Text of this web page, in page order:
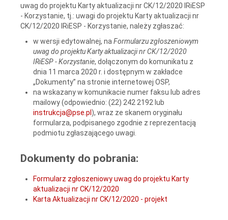
uwag do projektu Karty aktualizacji nr CK/12/2020 IRiESP
- Korzystanie, tj.: uwagi do projektu Karty aktualizacji nr
CK/12/2020 IRiESP - Korzystanie, należy zgłaszać:
w wersji edytowalnej, na Formularzu zgłoszeniowym
uwag do projektu Karty aktualizacji nr CK/12/2020
IRiESP - Korzystanie, dołączonym do komunikatu z
dnia 11 marca 2020 r. i dostępnym w zakładce
„Dokumenty” na stronie internetowej OSP,
na wskazany w komunikacie numer faksu lub adres
mailowy (odpowiednio: (22) 242 2192 lub
instrukcja@pse.pl ), wraz ze skanem oryginału
formularza, podpisanego zgodnie z reprezentacją
podmiotu zgłaszającego uwagi.
Dokumenty do pobrania:
Formularz zgłoszeniowy uwag do projektu Karty
aktualizacji nr CK/12/2020
Karta Aktualizacji nr CK/12/2020 - projekt